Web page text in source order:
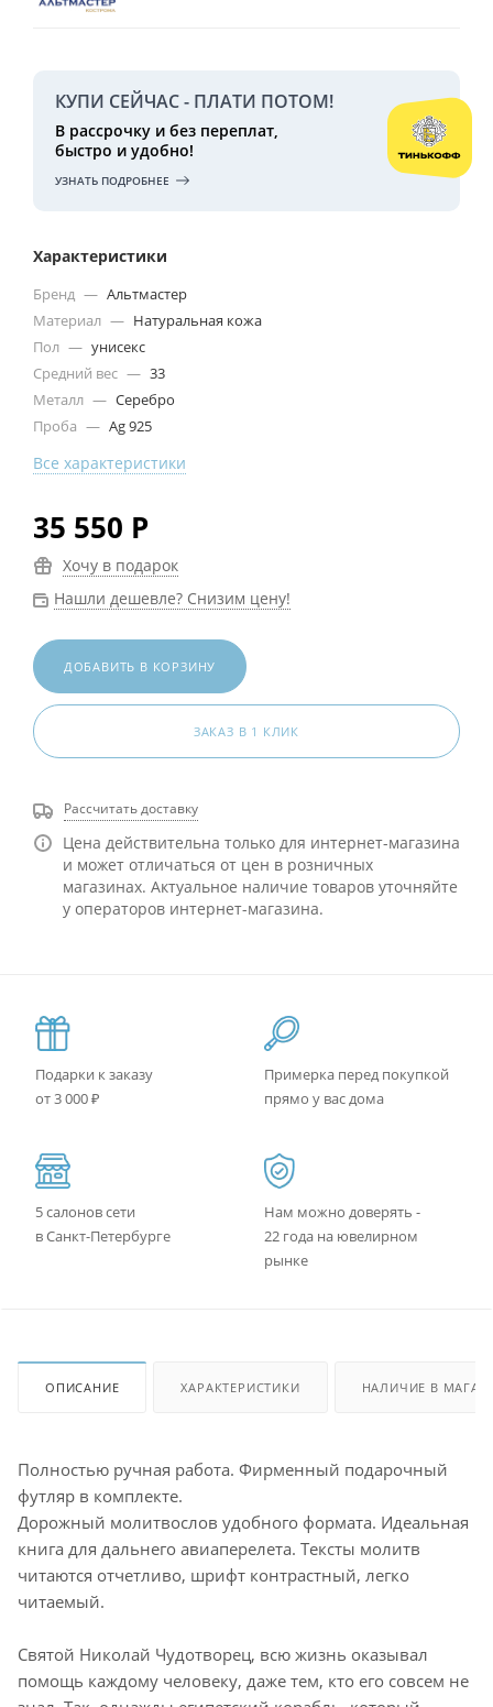
КУПИ СЕЙЧАС - ПЛАТИ ПОТОМ!
В рассрочку и без переплат,
быстро и удобно!
УЗНАТЬ ПОДРОБНЕЕ
Характеристики
Бренд — Альтмастер
Материал — Натуральная кожа
Пол — унисекс
Средний вес — 33
Металл — Серебро
Проба — Ag 925
Все характеристики
35 550 Р
Хочу в подарок
Нашли дешевле? Снизим цену!
ДОБАВИТЬ В КОРЗИНУ
ЗАКАЗ В 1 КЛИК
Рассчитать доставку
Цена действительна только для интернет-магазина
и может отличаться от цен в розничных
магазинах. Актуальное наличие товаров уточняйте
у операторов интернет-магазина.
Подарки к заказу
от 3 000 ₽
Примерка перед покупкой
прямо у вас дома
5 салонов сети
в Санкт-Петербурге
Нам можно доверять -
22 года на ювелирном
рынке
ОПИСАНИЕ ХАРАКТЕРИСТИКИ НАЛИЧИЕ В
Полностью ручная работа. Фирменный подарочный
футляр в комплекте.
Дорожный молитвослов удобного формата. Идеальная
книга для дальнего авиаперелета. Тексты молитв
читаются отчетливо, шрифт контрастный, легко
читаемый.
Святой Николай Чудотворец, всю жизнь оказывал
помощь каждому человеку, даже тем, кто его совсем не